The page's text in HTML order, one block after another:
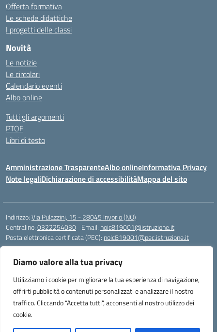
Diamo valore alla tua privacy
Utilizziamo i cookie per migliorare la tua esperienza di navigazione,
offrirti pubblicità o contenuti personalizzati e analizzare il nostro
traffico. Cliccando “Accetta tutti”, acconsenti al nostro utilizzo dei
cookie.
Offerta formativa
Le schede didattiche
I progetti delle classi
Novità
Le notizie
Le circolari
Calendario eventi
Albo online
Tutti gli argomenti
PTOF
Libri di testo
Amministrazione TrasparenteAlbo onlineInformativa Privacy
Note legaliDichiarazione di accessibilitàMappa del sito
Indirizzo:Via Pulazzini, 15 - 28045 Invorio (NO)
Centralino:0322254030 Email: noic819001@istruzione.it
Posta elettronica certificata (PEC): noic819001@pec.istruzione.it
Codice meccanografico:NOIC819001
Codice Indice delle Pubbliche Amministrazioni (IPA): istsc_noic819001
Codice unico di fatturazione (CUF): UFZ9M3